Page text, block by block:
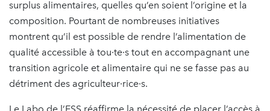
surplus alimentaires, quelles qu’en soient l’origine et la
composition. Pourtant de nombreuses initiatives
montrent qu’il est possible de rendre l’alimentation de
qualité accessible à tou·te·s tout en accompagnant une
transition agricole et alimentaire qui ne se fasse pas au
détriment des agriculteur·rice·s.
Le Labo de l’ESS réaffirme la nécessité de placer l’accès à